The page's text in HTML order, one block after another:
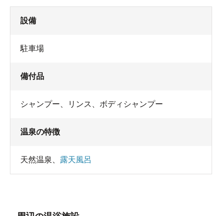
設備
駐車場
備付品
シャンプー リンス ボディシャンプー
温泉の特徴
天然温泉 露天風呂